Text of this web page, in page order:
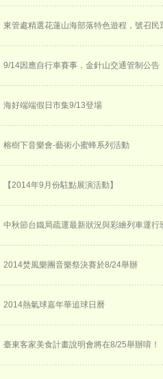
東管處精選花蓮山海部落特色遊程，號召
9/14因應自行車賽事，金針山交通管制公告
海好端端假日市集9/13登場
榕樹下音樂會-藝術小蜜蜂系列活動
【2014年9月份駐點展演活動】
中秋節台鐵局疏運最新狀況與彩繪列車運行
2014焚風樂團音樂祭決賽於8/24舉辦
2014熱氣球嘉年華追球日曆
臺東客家美食計畫說明會將在8/25舉辦唷！